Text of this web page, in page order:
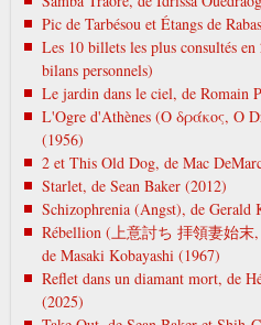
Pic de Tarbésou et Étangs de
Les 10 billets les plus consultés
bilans personnels)
Le jardin dans le ciel, de Romain
L'Ogre d'Athènes (Ο δράκος, O
(1956)
2 et This Old Dog, de Mac
Starlet, de Sean Baker (2012)
Schizophrenia (Angst), de Gerald
Rébellion (上意討ち 拝領妻始末,
de Masaki Kobayashi (1967)
Reflet dans un diamant mort, de
(2025)